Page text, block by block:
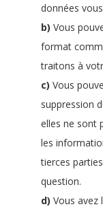
données
Vous
format
traitons à
Vous
suppression
elles ne sont
les
tierces
question.
Vous